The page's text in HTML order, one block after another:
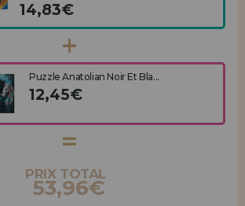
14,83€
Puzzle Anatolian Noir Et Bla...
12,45€
PRIX TOTAL
53,96€